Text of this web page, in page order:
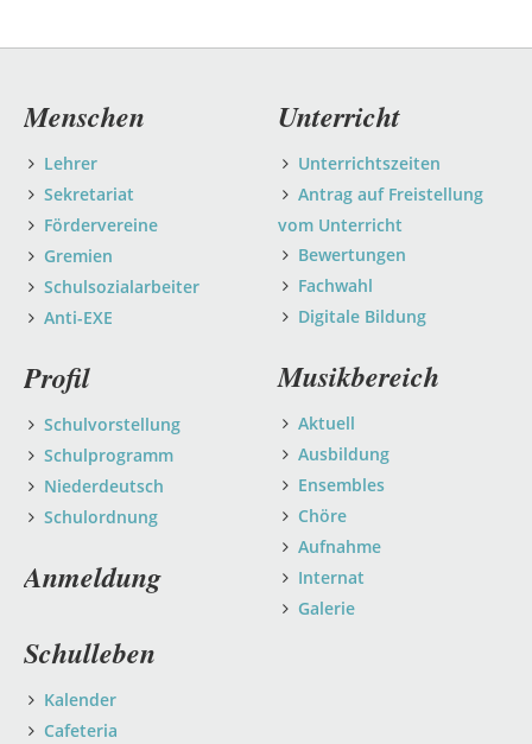
Navigation
Menschen
Lehrer
Sekretariat
Fördervereine
Gremien
Schulsozialarbeiter
Anti-EXE
Unterricht
Unterrichtszeiten
Antrag auf Freistellung
vom Unterricht
Bewertungen
Fachwahl
Digitale Bildung
Musikbereich
Aktuell
Ausbildung
Ensembles
Chöre
Aufnahme
Internat
Galerie
Profil
Schulvorstellung
Schulprogramm
Niederdeutsch
Schulordnung
Anmeldung
Schulleben
Kalender
Cafeteria